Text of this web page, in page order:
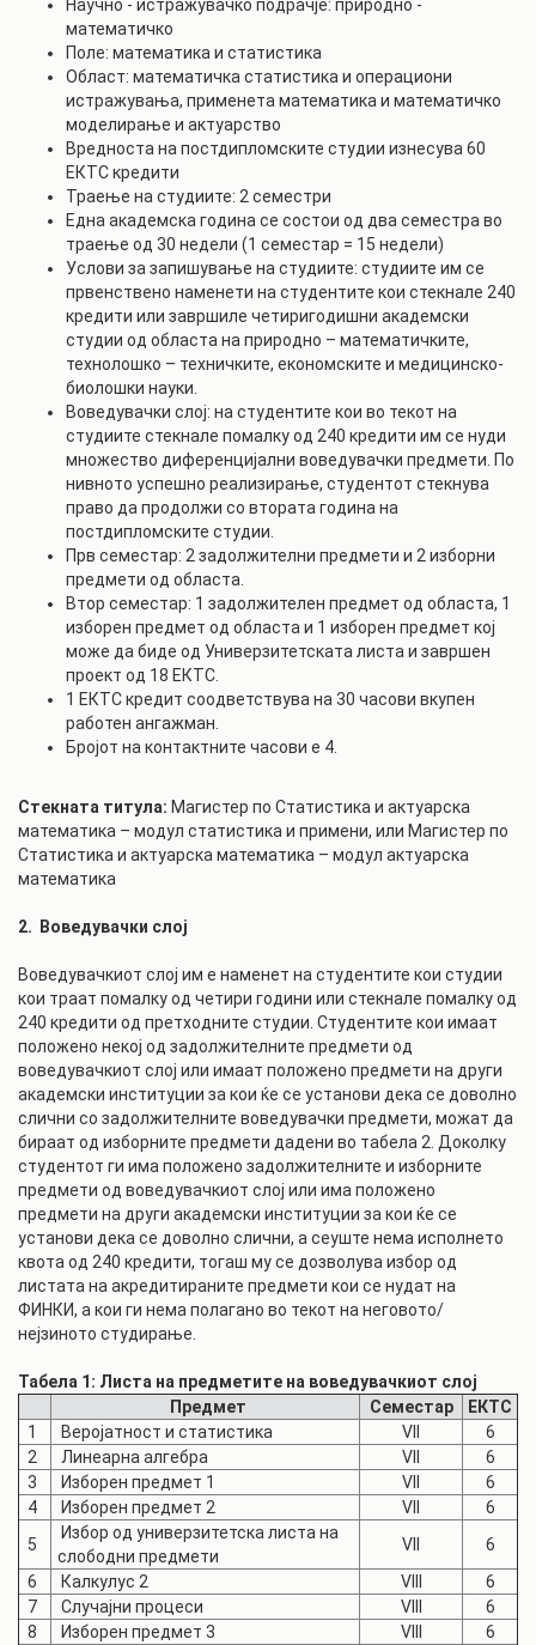
Научно - истражувачко подрачје: природно -
математичко
Поле: математика и статистика
Област: математичка статистика и операциони
истражувања, применета математика и математичко
моделирање и актуарство
Вредноста на постдипломските студии изнесува 60
ЕКТС кредити
Траење на студиите: 2 семестри
Една академска година се состои од два семестра во
траење од 30 недели (1 семестар = 15 недели)
Услови за запишување на студиите: студиите им се
првенствено наменети на студентите кои стекнале 240
кредити или завршиле четиригодишни академски
студии од областа на природно – математичките,
технолошко – техничките, економските и медицинско-
биолошки науки.
Воведувачки слој: на студентите кои во текот на
студиите стекнале помалку од 240 кредити им се нуди
множество диференцијални воведувачки предмети. По
нивното успешно реализирање, студентот стекнува
право да продолжи со втората година на
постдипломските студии.
Прв семестар: 2 задолжителни предмети и 2 изборни
предмети од областа.
Втор семестар: 1 задолжителен предмет од областа, 1
изборен предмет од областа и 1 изборен предмет кој
може да биде од Универзитетската листа и завршен
проект од 18 ЕКТС.
1 ЕКТС кредит соодветствува на 30 часови вкупен
работен ангажман.
Бројот на контактните часови е 4.
Стекната титула: Магистер по Статистика и актуарска
математика – модул статистика и примени, или Магистер по
Статистика и актуарска математика – модул актуарска
математика
2. Воведувачки слој
Воведувачкиот слој им е наменет на студентите кои студии
кои траат помалку од четири години или стекнале помалку од
240 кредити од претходните студии. Студентите кои имаат
положено некој од задолжителните предмети од
воведувачкиот слој или имаат положено предмети на други
академски институции за кои ќе се установи дека се доволно
слични со задолжителните воведувачки предмети, можат да
бираат од изборните предмети дадени во табела 2. Доколку
студентот ги има положено задолжителните и изборните
предмети од воведувачкиот слој или има положено
предмети на други академски институции за кои ќе се
установи дека се доволно слични, а сеуште нема исполнето
квота од 240 кредити, тогаш му се дозволува избор од
листата на акредитираните предмети кои се нудат на
ФИНКИ, а кои ги нема полагано во текот на неговото/
нејзиното студирање.
Табела 1: Листа на предметите на воведувачкиот слој
Предмет
Семестар
ЕКТС
1
Веројатност и статистика VII
6
2
Линеарна алгебра VII
6
3
Изборен предмет 1 VII
6
4
Изборен предмет 2 VII
6
5
Избор од универзитетска листа на
слободни предмети
VII
6
6
Калкулус 2 VIII
6
7
Случајни процеси VIII
6
8
Изборен предмет 3 VIII 6